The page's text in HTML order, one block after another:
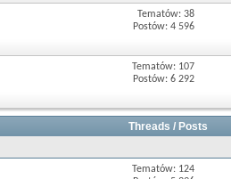
Tematów: 38
Postów: 4 596
Tematów: 107
Postów: 6 292
Threads / Posts
Tematów: 124